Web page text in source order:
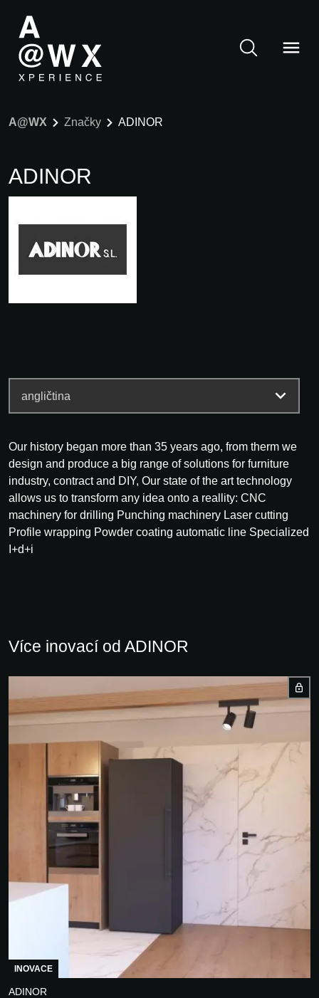
A@WX Značky ADINOR
ADINOR
Our history began more than 35 years ago, from therm we
design and produce a big range of solutions for furniture
industry, contract and DIY, Our state of the art technology
allows us to transform any idea onto a reallity: CNC
machinery for drilling Punching machinery Laser cutting
Profile wrapping Powder coating automatic line Specialized
I+d+i
Více inovací od ADINOR
INOVACE
ADINOR